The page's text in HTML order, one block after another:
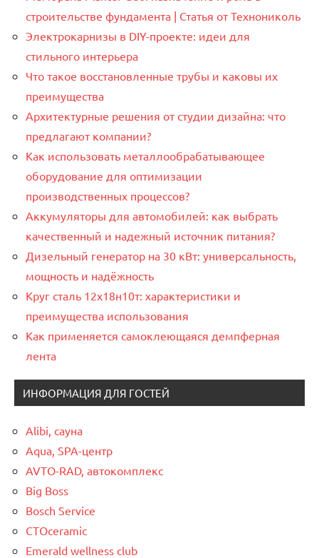
строительстве фундамента | Статья от Технониколь
Электрокарнизы в DIY-проекте: идеи для
стильного интерьера
Что такое восстановленные трубы и каковы их
преимущества
Архитектурные решения от студии дизайна: что
предлагают компании?
Как использовать металлообрабатывающее
оборудование для оптимизации
производственных процессов?
Аккумуляторы для автомобилей: как выбрать
качественный и надежный источник питания?
Дизельный генератор на 30 кВт: универсальность,
мощность и надёжность
Круг сталь 12х18н10т: характеристики и
преимущества использования
Как применяется самоклеющаяся демпферная
лента
ИНФОРМАЦИЯ ДЛЯ ГОСТЕЙ
Alibi, сауна
Aqua, SPA-центр
AVTO-RAD, автокомплекс
Big Boss
Bosch Service
CTOceramic
Emerald wellness club